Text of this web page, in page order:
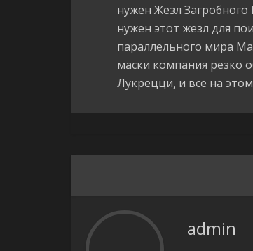
нужен Жезл
нужен этот жезл для
параллельного мира
маски компания резко
Лукрецци, и все на
admin